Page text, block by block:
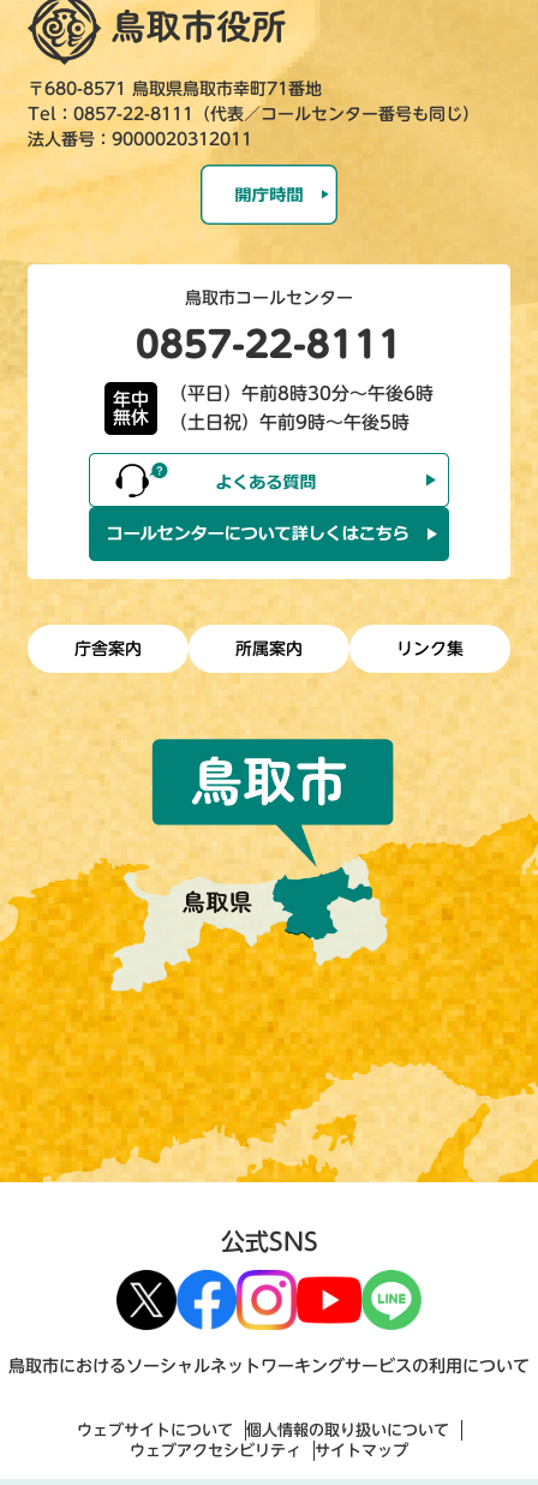
〒680-8571 鳥取県鳥取市幸町71番地
Tel：0857-22-8111（代表／コールセンター番号も同じ）
法人番号：9000020312011
鳥取市コールセンター
0857-22-8111
年中
無休
（平日）午前8時30分～午後6時
（土日祝）午前9時～午後5時
庁舎案内 所属案内 リンク集
公式SNS
鳥取市におけるソーシャルネットワーキングサービスの利用について
ウェブサイトについて
個人情報の取り扱いについて
ウェブアクセシビリティ
サイトマップ